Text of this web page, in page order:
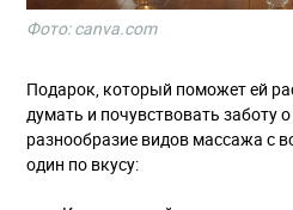
Фото: canva.com
Подарок, который поможет ей
думать и почувствовать заботу
разнообразие видов массажа с
один по вкусу: